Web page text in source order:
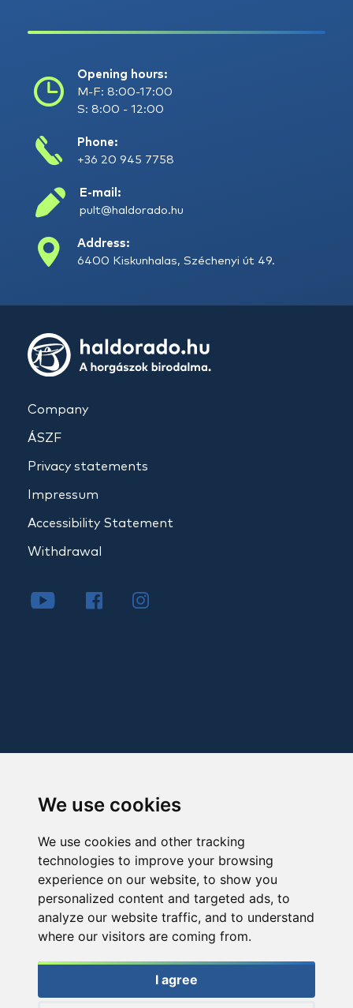
We use cookies
We use cookies and other tracking
technologies to improve your browsing
experience on our website, to show you
personalized content and targeted ads, to
analyze our website traffic, and to understand
where our visitors are coming from.
I agree
Opening hours:
M-F: 8:00-17:00
S: 8:00 - 12:00
Phone:
+36 20 945 7758
E-mail:
pult@haldorado.hu
Address:
6400 Kiskunhalas, Széchenyi út 49.
Company
ÁSZF
Privacy statements
Impressum
Accessibility Statement
Withdrawal